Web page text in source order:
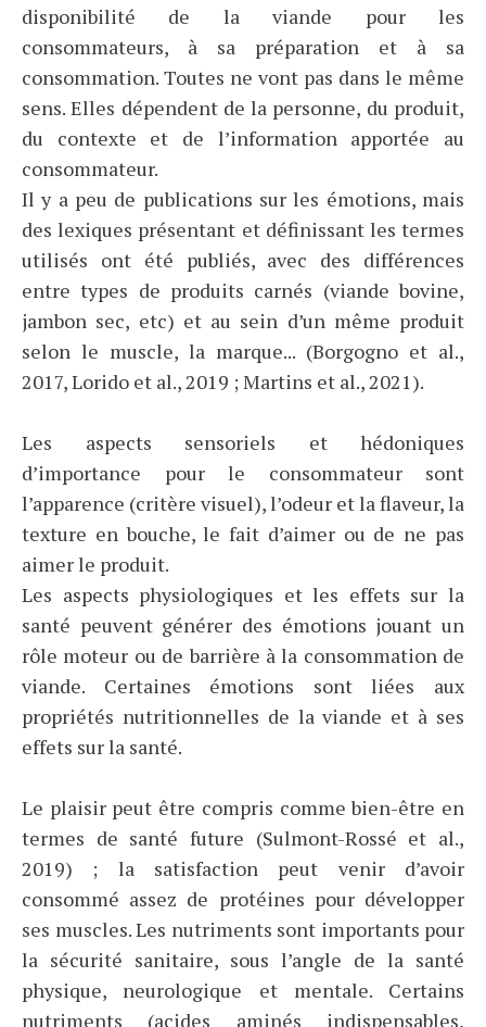
disponibilité de la viande pour les
consommateurs, à sa préparation et à sa
consommation. Toutes ne vont pas dans le même
sens. Elles dépendent de la personne, du produit,
du contexte et de l’information apportée au
consommateur.
Il y a peu de publications sur les émotions, mais
des lexiques présentant et définissant les termes
utilisés ont été publiés, avec des différences
entre types de produits carnés (viande bovine,
jambon sec, etc) et au sein d’un même produit
selon le muscle, la marque... (Borgogno et al.,
2017, Lorido et al., 2019 ; Martins et al., 2021).
Les aspects sensoriels et hédoniques
d’importance pour le consommateur sont
l’apparence (critère visuel), l’odeur et la flaveur, la
texture en bouche, le fait d’aimer ou de ne pas
aimer le produit.
Les aspects physiologiques et les effets sur la
santé peuvent générer des émotions jouant un
rôle moteur ou de barrière à la consommation de
viande. Certaines émotions sont liées aux
propriétés nutritionnelles de la viande et à ses
effets sur la santé.
Le plaisir peut être compris comme bien-être en
termes de santé future (Sulmont-Rossé et al.,
2019) ; la satisfaction peut venir d’avoir
consommé assez de protéines pour développer
ses muscles. Les nutriments sont importants pour
la sécurité sanitaire, sous l’angle de la santé
physique, neurologique et mentale. Certains
nutriments (acides aminés indispensables,